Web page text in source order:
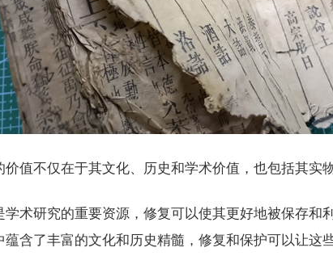
值不仅在于其文化、历史和学术价值，也包括其实
术研究的重要资源，修复可以使其更好地被保存和
含了丰富的文化和历史精髓，修复和保护可以让这